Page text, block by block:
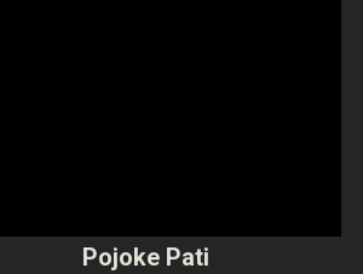
Pojoke Pati